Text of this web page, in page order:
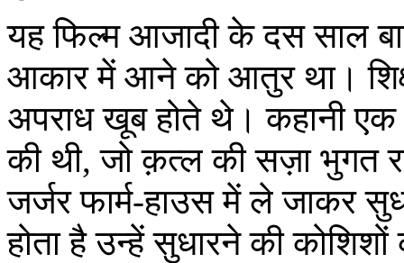
यह फिल्म आजादी के दस साल
आकार में आने को आतुर था।
अपराध खूब होते थे। कहानी एक
की थी, जो क़त्‍ल की सज़ा भुगत
जर्जर फार्म-हाउस में ले जाकर
होता है उन्‍हें सुधारने की कोशिशों